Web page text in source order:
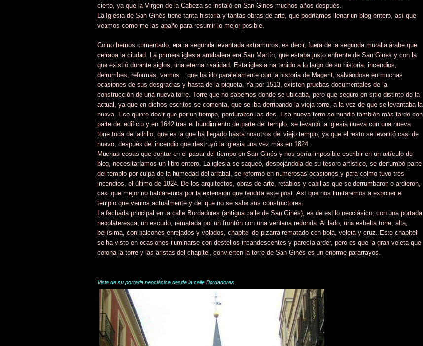
cierto, ya que la Virgen de la Cabeza se instaló en San Gines muchos años después.
La Iglesia de San Ginés tiene tanta historia y tantas obras de arte, que podríamos llenar un blog entero, así que
veamos como me las apaño para resumir lo mejor posible.
Como hemos comentado, era la segunda levantada extramuros, es decir, fuera de la segunda muralla árabe que
cerraba la ciudad. La primera iglesia arrabalera era San Martín, que estaba justo enfrente de San Gines y con la
que existió durante siglos, una eterna rivalidad. Esta iglesia ha tenido a lo largo de su historia, incendios,
derrumbes, reformas, vamos... que ha ido paralelamente con la historia de Magerit, salvándose en muchas
ocasiones de sus desgracias y hasta de la piqueta. Ya por 1513, existen pruebas documentales de la
construcción de una nueva torre. Torre que no sabemos donde se ubicaba, pero que seguro en sitio distinto de la
actual, ya que en dichos escritos se comenta, que se iba derribando la vieja torre, a la vez de que se levantaba la
nueva. Eso quiere decir que por un tiempo, perduraban las dos. Esa nueva torre se hundió también más tarde con
parte del edificio y en 1642 tras el hundimiento de parte del templo, se levantó la iglesia nueva con una nueva
torre toda de ladrillo, que es la que ha llegado hasta nosotros del viejo templo, ya que el resto se levantó casi de
nuevo, después del incendio que destruyó la iglesia una vez más en 1824.
Muchas cosas que contar en el pasar del tiempo en San Ginés y nos sería imposible escribir en un artículo de
blog, necesitaríamos un libro entero. La iglesia se saqueó, despojándola de su tesoro artístico, se derrumbó parte
del templo por culpa de la humedad del arrabal, se reformó en numerosas ocasiones y para colmo tuvo tres
incendios, el último de 1824. De los arquitectos, obras de arte, retablos y capillas que se derrumbaron o ardieron,
casi que mejor no hablaremos por la extensión que tendría este post. Así que nos limitaremos a exponer el
templo que vemos actualmente y del que no se sabe sus constructores.
La fachada principal en la calle Bordadores (antigua calle de San Ginés), es de estilo neoclásico, con una portada
neoplateresca, un escudo, rematada por un frontón con una ventana redonda. Al lado, una esbelta torre, alta,
bellísima, con balcones enrejados y volados, chapitel de pizarra rematado con bola, veleta y cruz. Este chapitel
se ha visto en ocasiones iluminarse con destellos incandescentes y parecía arder, pero es que la gran veleta que
corona la torre y las aristas del chapitel, convierten la torre de San Ginés es un enorme pararrayos.
Vista de su portada neoclásica desde la calle Bordadores